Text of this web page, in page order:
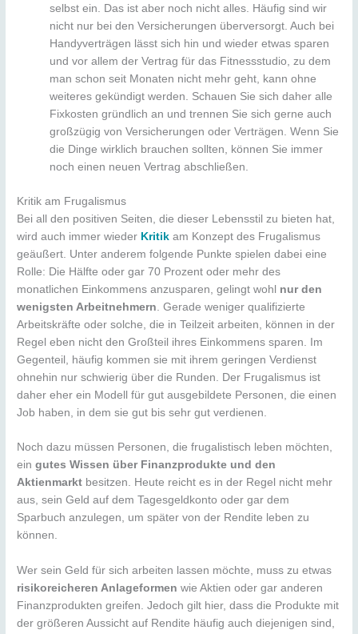
selbst ein. Das ist aber noch nicht alles. Häufig sind wir
nicht nur bei den Versicherungen überversorgt. Auch bei
Handyverträgen lässt sich hin und wieder etwas sparen
und vor allem der Vertrag für das Fitnessstudio, zu dem
man schon seit Monaten nicht mehr geht, kann ohne
weiteres gekündigt werden. Schauen Sie sich daher alle
Fixkosten gründlich an und trennen Sie sich gerne auch
großzügig von Versicherungen oder Verträgen. Wenn Sie
die Dinge wirklich brauchen sollten, können Sie immer
noch einen neuen Vertrag abschließen.
Kritik am Frugalismus
Bei all den positiven Seiten, die dieser Lebensstil zu bieten hat,
wird auch immer wieder Kritik am Konzept des Frugalismus
geäußert. Unter anderem folgende Punkte spielen dabei eine
Rolle: Die Hälfte oder gar 70 Prozent oder mehr des
monatlichen Einkommens anzusparen, gelingt wohl nur den
wenigsten Arbeitnehmern . Gerade weniger qualifizierte
Arbeitskräfte oder solche, die in Teilzeit arbeiten, können in der
Regel eben nicht den Großteil ihres Einkommens sparen. Im
Gegenteil, häufig kommen sie mit ihrem geringen Verdienst
ohnehin nur schwierig über die Runden. Der Frugalismus ist
daher eher ein Modell für gut ausgebildete Personen, die einen
Job haben, in dem sie gut bis sehr gut verdienen.
Noch dazu müssen Personen, die frugalistisch leben möchten,
eingutes Wissen über Finanzprodukte und den
Aktienmarkt besitzen. Heute reicht es in der Regel nicht mehr
aus, sein Geld auf dem Tagesgeldkonto oder gar dem
Sparbuch anzulegen, um später von der Rendite leben zu
können.
Wer sein Geld für sich arbeiten lassen möchte, muss zu etwas
risikoreicheren Anlageformen wie Aktien oder gar anderen
Finanzprodukten greifen. Jedoch gilt hier, dass die Produkte mit
der größeren Aussicht auf Rendite häufig auch diejenigen sind,